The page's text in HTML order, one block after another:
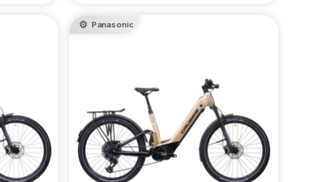
Design.
Panasonic